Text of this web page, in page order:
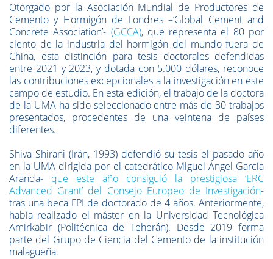
Otorgado por la Asociación Mundial de Productores de
Cemento y Hormigón de Londres –‘Global Cement and
Concrete Association’- (GCCA), que representa el 80 por
ciento de la industria del hormigón del mundo fuera de
China, esta distinción para tesis doctorales defendidas
entre 2021 y 2023, y dotada con 5.000 dólares, reconoce
las contribuciones excepcionales a la investigación en este
campo de estudio. En esta edición, el trabajo de la doctora
de la UMA ha sido seleccionado entre más de 30 trabajos
presentados, procedentes de una veintena de países
diferentes.
Shiva Shirani (Irán, 1993) defendió su tesis el pasado año
en la UMA dirigida por el catedrático Miguel Ángel García
Aranda- que este año consiguió la prestigiosa ‘ERC
Advanced Grant’ del Consejo Europeo de Investigación-
tras una beca FPI de doctorado de 4 años. Anteriormente,
había realizado el máster en la Universidad Tecnológica
Amirkabir (Politécnica de Teherán). Desde 2019 forma
parte del Grupo de Ciencia del Cemento de la institución
malagueña.